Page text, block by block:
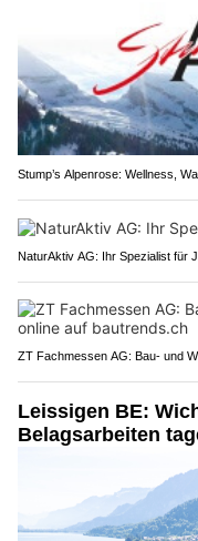
Stump’s Alpenrose: Wellness,
NaturAktiv AG: Ihr Spezialist für
ZT Fachmessen AG: Bau- und
Leissigen BE:
Belagsarbeiten